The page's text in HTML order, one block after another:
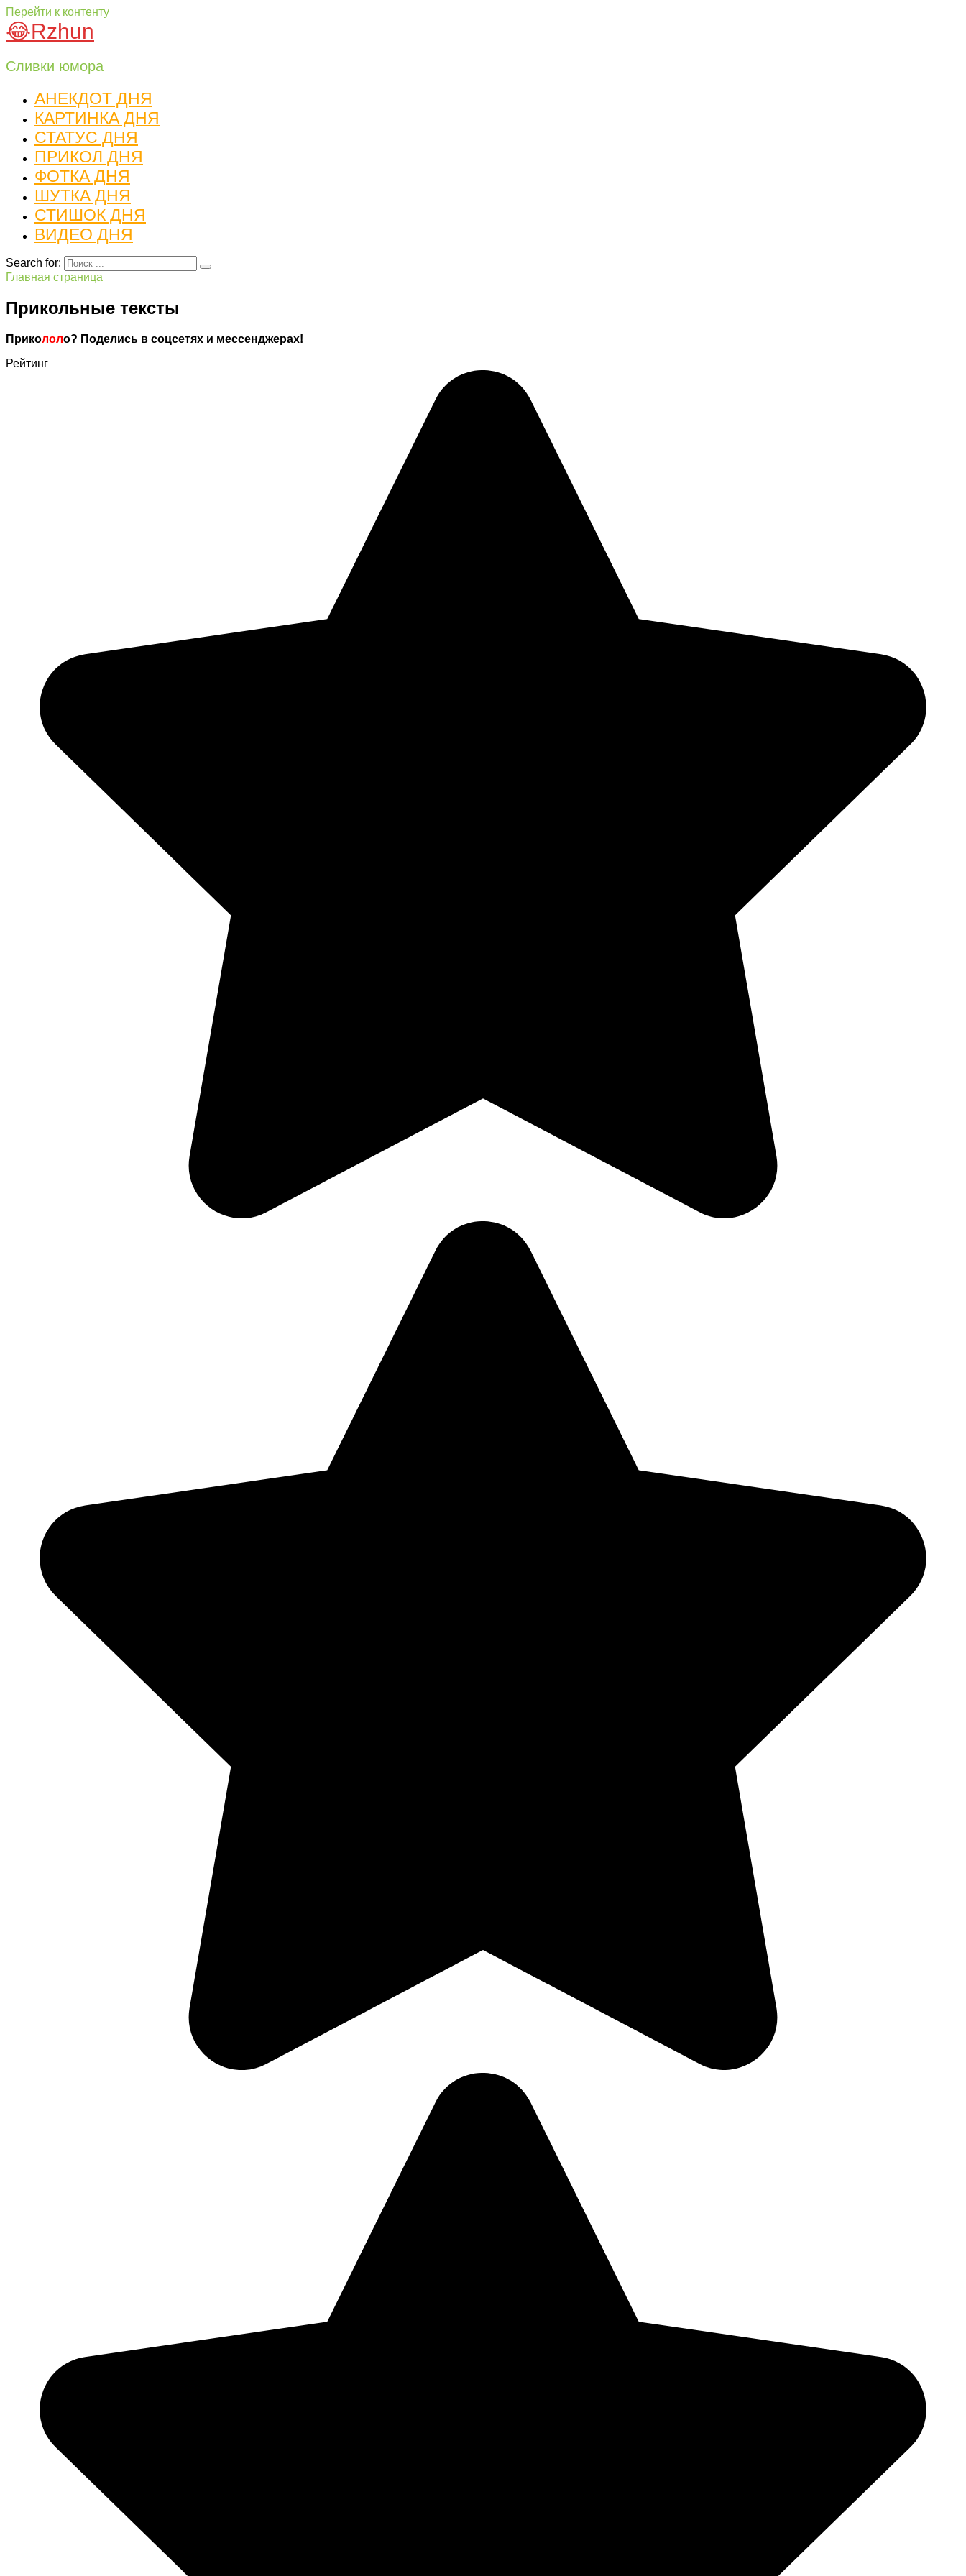
Перейти к контенту
😂Rzhun
Сливки юмора
АНЕКДОТ ДНЯ
КАРТИНКА ДНЯ
СТАТУС ДНЯ
ПРИКОЛ ДНЯ
ФОТКА ДНЯ
ШУТКА ДНЯ
СТИШОК ДНЯ
ВИДЕО ДНЯ
Search for:
Главная страница
Прикольные тексты
Прикололо? Поделись в соцсетях и мессенджерах!
Рейтинг